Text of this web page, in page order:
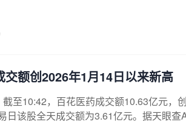
APP显示，浙江华正新材料股份有限公
现日期当日涨跌幅（%）换手率（%）
交额创2026年1月14日以来新高
至10:42，百花医药成交额10.63亿元，
日该股全天成交额为3.61亿元。据天眼